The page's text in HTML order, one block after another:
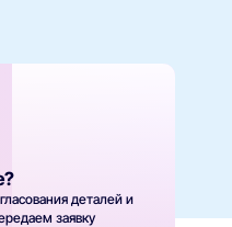
деталей и
заявку